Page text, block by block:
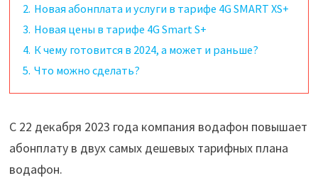
2. Новая абонплата и услуги в тарифе 4G SMART XS+
3. Новая цены в тарифе 4G Smart S+
4. К чему готовится в 2024, а может и раньше?
5. Что можно сделать?
C 22 декабря 2023 года компания водафон повышает
абонплату в двух самых дешевых тарифных плана
водафон.